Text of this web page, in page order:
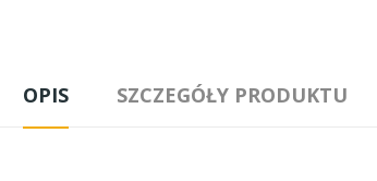
OPIS SZCZEGÓŁY PRODUKTU